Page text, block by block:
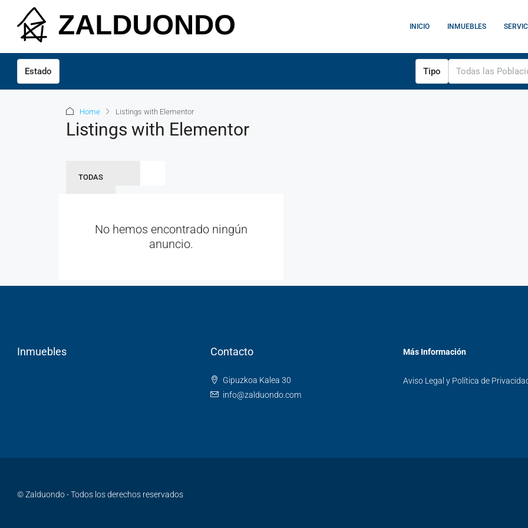
INICIO INMUEBLES
Estado Tipo Todas las
Home Listings with Elementor
Listings with Elementor
TODAS
No hemos encontrado ningún
anuncio.
Inmuebles Contacto
Gipuzkoa Kalea 30
info@zalduondo.com
Más Información
Aviso Legal y Política de
© Zalduondo - Todos los derechos reservados